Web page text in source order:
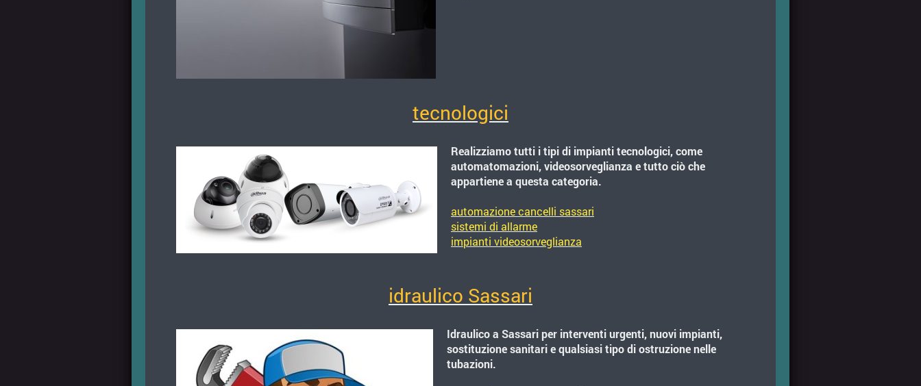
tecnologici
Realizziamo tutti i tipi di impianti tecnologici, come
automatomazioni, videosorveglianza e tutto ciò che
appartiene a questa categoria.
automazione cancelli sassari
sistemi di allarme
impianti videosorveglianza
idraulico Sassari
Idraulico a Sassari per interventi urgenti, nuovi impianti,
sostituzione sanitari e qualsiasi tipo di ostruzione nelle
tubazioni.